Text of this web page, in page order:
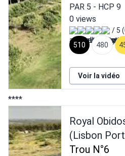
PAR 5 - HCP 9
0 views
/ 5
510
480
Voir la vidéo
****
Royal
(Lisbon
Trou N°6